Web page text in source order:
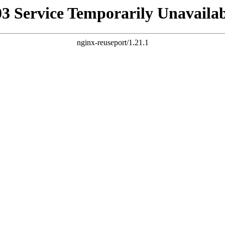
Service Temporarily
nginx-reuseport/1.21.1